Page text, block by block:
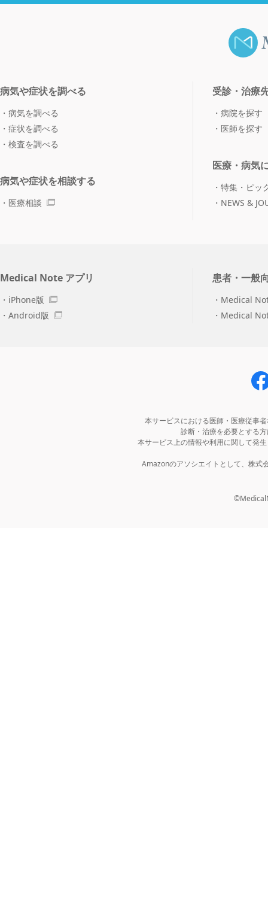
病気や症状を調べる
病気を調べる
症状を調べる
検査を調べる
病気や症状を相談する
医療相談
受診・治療
病院を探す
医師を探す
医療・病気
特集・ピッ
NEWS &
Medical Note アプリ
iPhone版
Android版
患者・一般
Medical
Medical
本サービスにおける医師・医療従事
診断・治療を必要とする
本サービス上の情報や利用に関して発
Amazonのアソシエイトとして、株式